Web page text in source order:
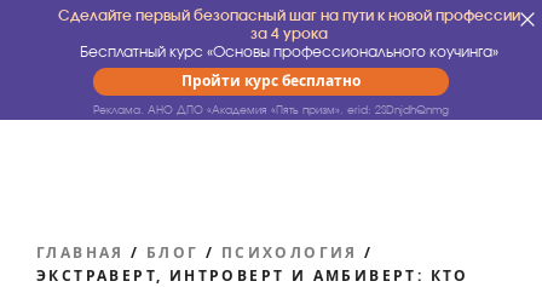
Сделайте первый безопасный шаг на пути к новой профессии
за 4 урока
Бесплатный курс «Основы профессионального коучинга»
Пройти курс бесплатно
Реклама. АНО ДПО «Академия «Пять призм». erid: 2SDnjdhQnmg
ГЛАВНАЯ / БЛОГ / ПСИХОЛОГИЯ /
ЭКСТРАВЕРТ, ИНТРОВЕРТ И АМБИВЕРТ: КТО